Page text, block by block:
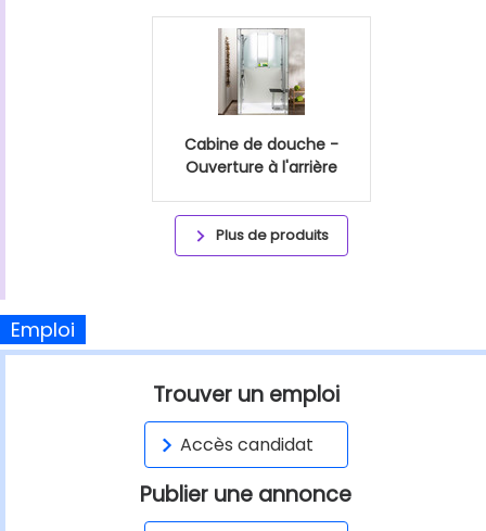
Cabine de douche -
Ouverture à l'arrière
Plus de produits
Emploi
Trouver un emploi
Accès candidat
Publier une annonce